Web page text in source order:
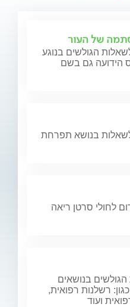
של העור
הגולשים בנוגע
הידועה גם בשם
לשאלות בנושא תפרחת
לחולי סרטן ריאה
הגולשים בנושאים
רשלנות רפואית,
ועוד